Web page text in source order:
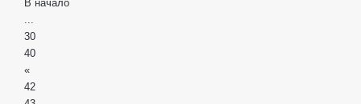
В начало
...
30
40
«
42